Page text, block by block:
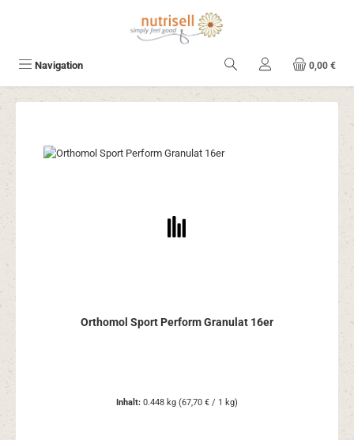
Navigation 0,00 €
Orthomol Sport Perform Granulat 16er
Inhalt: 0.448 kg (67,70 € / 1 kg)